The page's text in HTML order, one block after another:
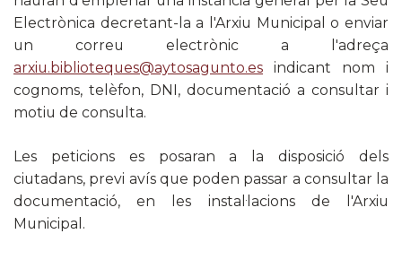
Electrònica decretant-la a l'Arxiu Municipal o enviar
un correu electrònic a l'adreça
arxiu.biblioteques@aytosagunto.es indicant nom i
cognoms, telèfon, DNI, documentació a consultar i
motiu de consulta.
Les peticions es posaran a la disposició dels
ciutadans, previ avís que poden passar a consultar la
documentació, en les instal·lacions de l'Arxiu
Municipal.